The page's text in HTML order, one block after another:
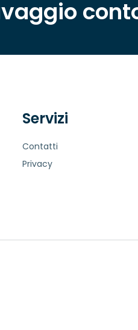
Servizi
Contatti
Privacy